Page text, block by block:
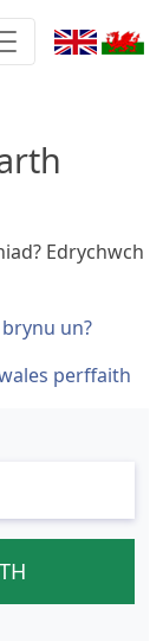
Edrychwch
un?
perffaith